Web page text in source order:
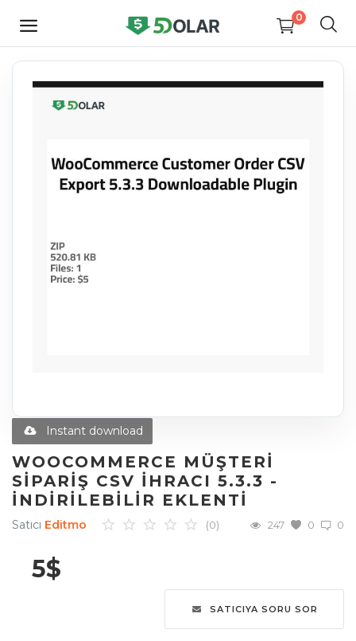
0
HEMEN
SATIŞ
Yazılım
Dijital Kitaplar
Favoriler
İletişim
Giriş Yap
Üye Ol
العربية
Instant download
WOOCOMMERCE MÜŞTERI
SIPARIŞ CSV İHRACI 5.3.3 -
İNDIRILEBILIR EKLENTI
Satıcı Editmo 0
(0) 0
247
5$
SATICIYA SORU SOR